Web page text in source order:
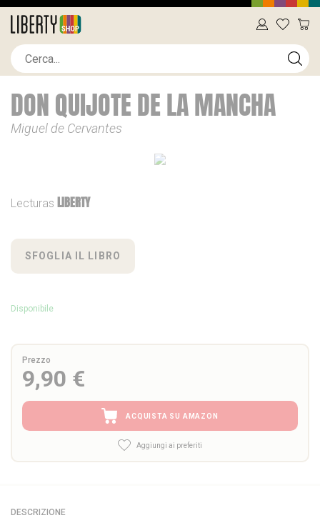
DON QUIJOTE DE LA MANCHA
Miguel de Cervantes
Lecturas LIBERTY
SFOGLIA IL LIBRO
Prezzo
9,90 €
ACQUISTA SU AMAZON
Aggiungi ai preferiti
DESCRIZIONE